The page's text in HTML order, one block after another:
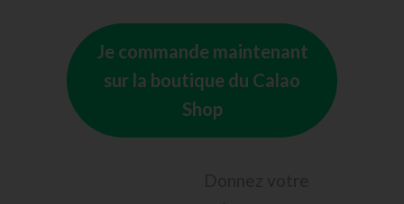
Je commande maintenant
sur la boutique du Calao
Shop